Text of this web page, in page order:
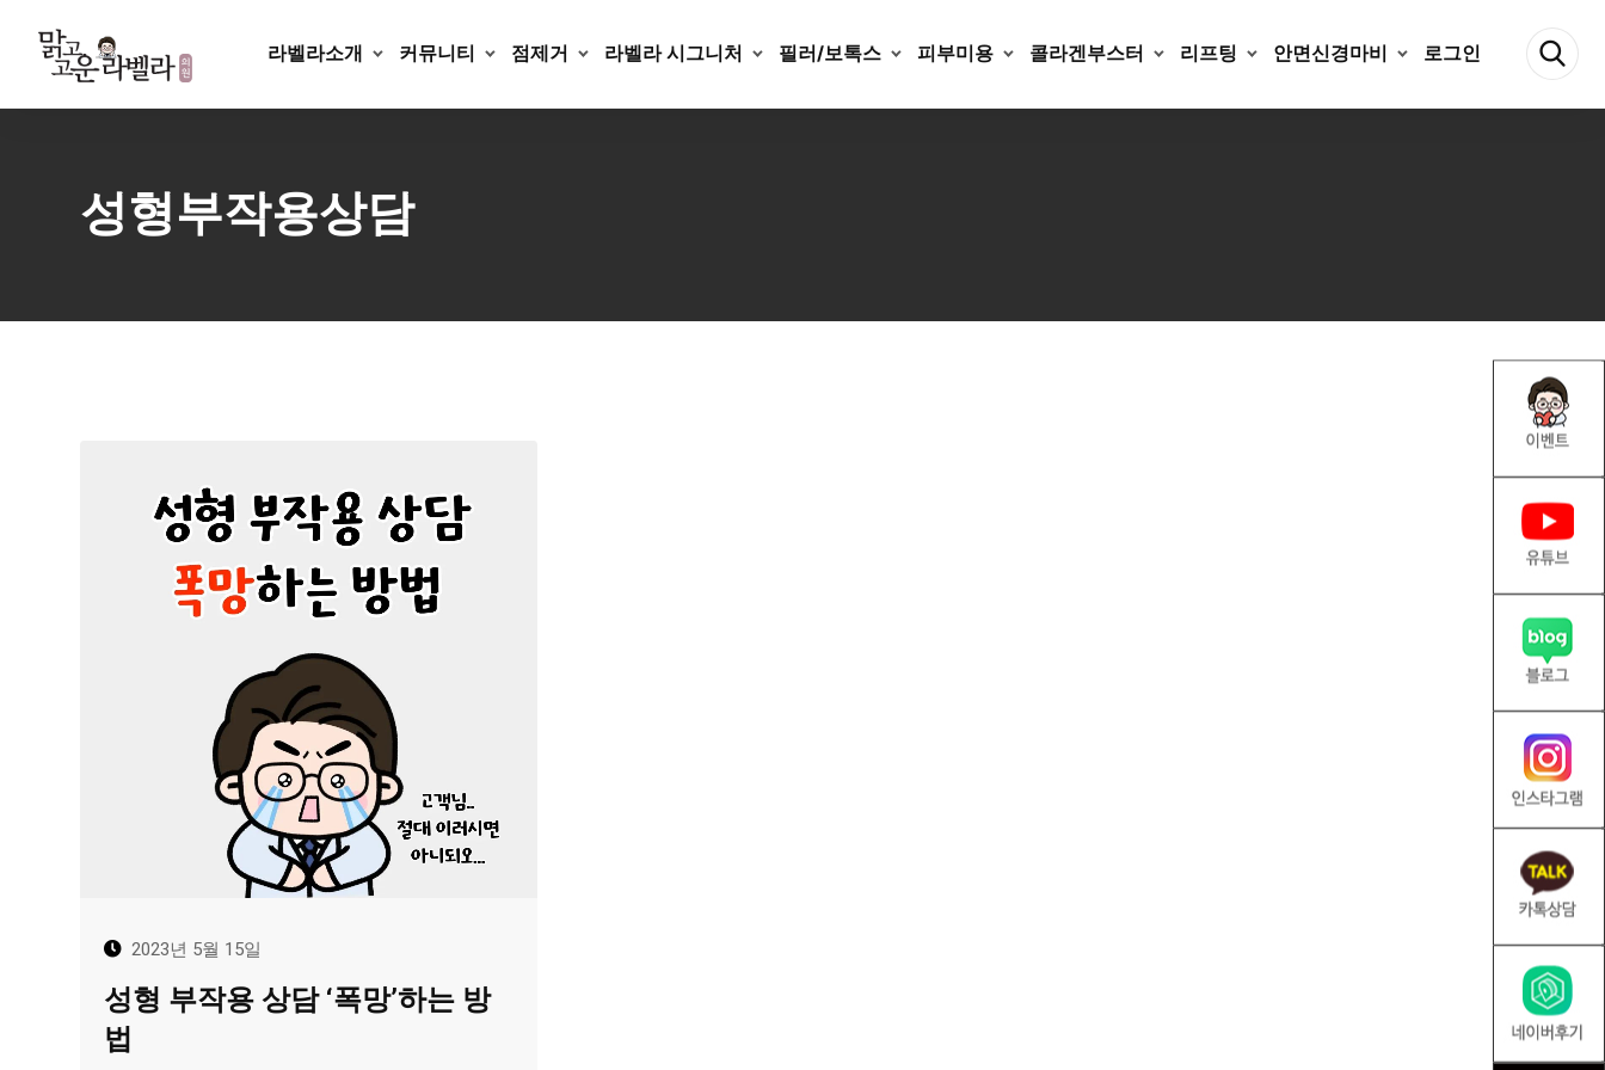
content
라벨라소개 커뮤니티 점제거 라벨라 시그니처 필러/보톡스 피부미용 콜라겐부스터 리프팅 안면신경마비 로그인
성형부작용상담
2023년 5월 15일
성형 부작용 상담 ‘폭망’하는 방
법